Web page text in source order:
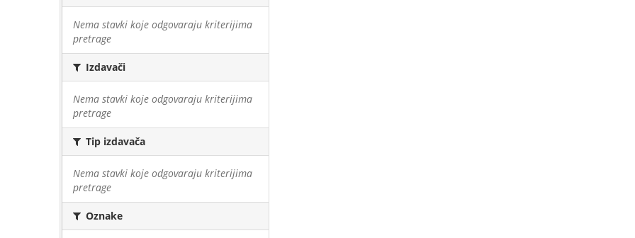
Nema stavki koje odgovaraju kriterijima
pretrage
Izdavači
Nema stavki koje odgovaraju kriterijima
pretrage
Tip izdavača
Nema stavki koje odgovaraju kriterijima
pretrage
Oznake